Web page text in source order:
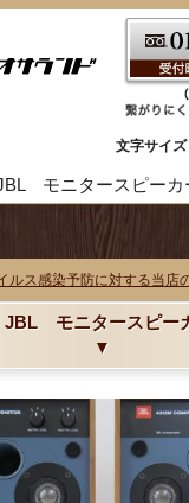
文字サイズ
モニタースピー
ルス感染予防に対する当店
JBL モニタースピ
▼